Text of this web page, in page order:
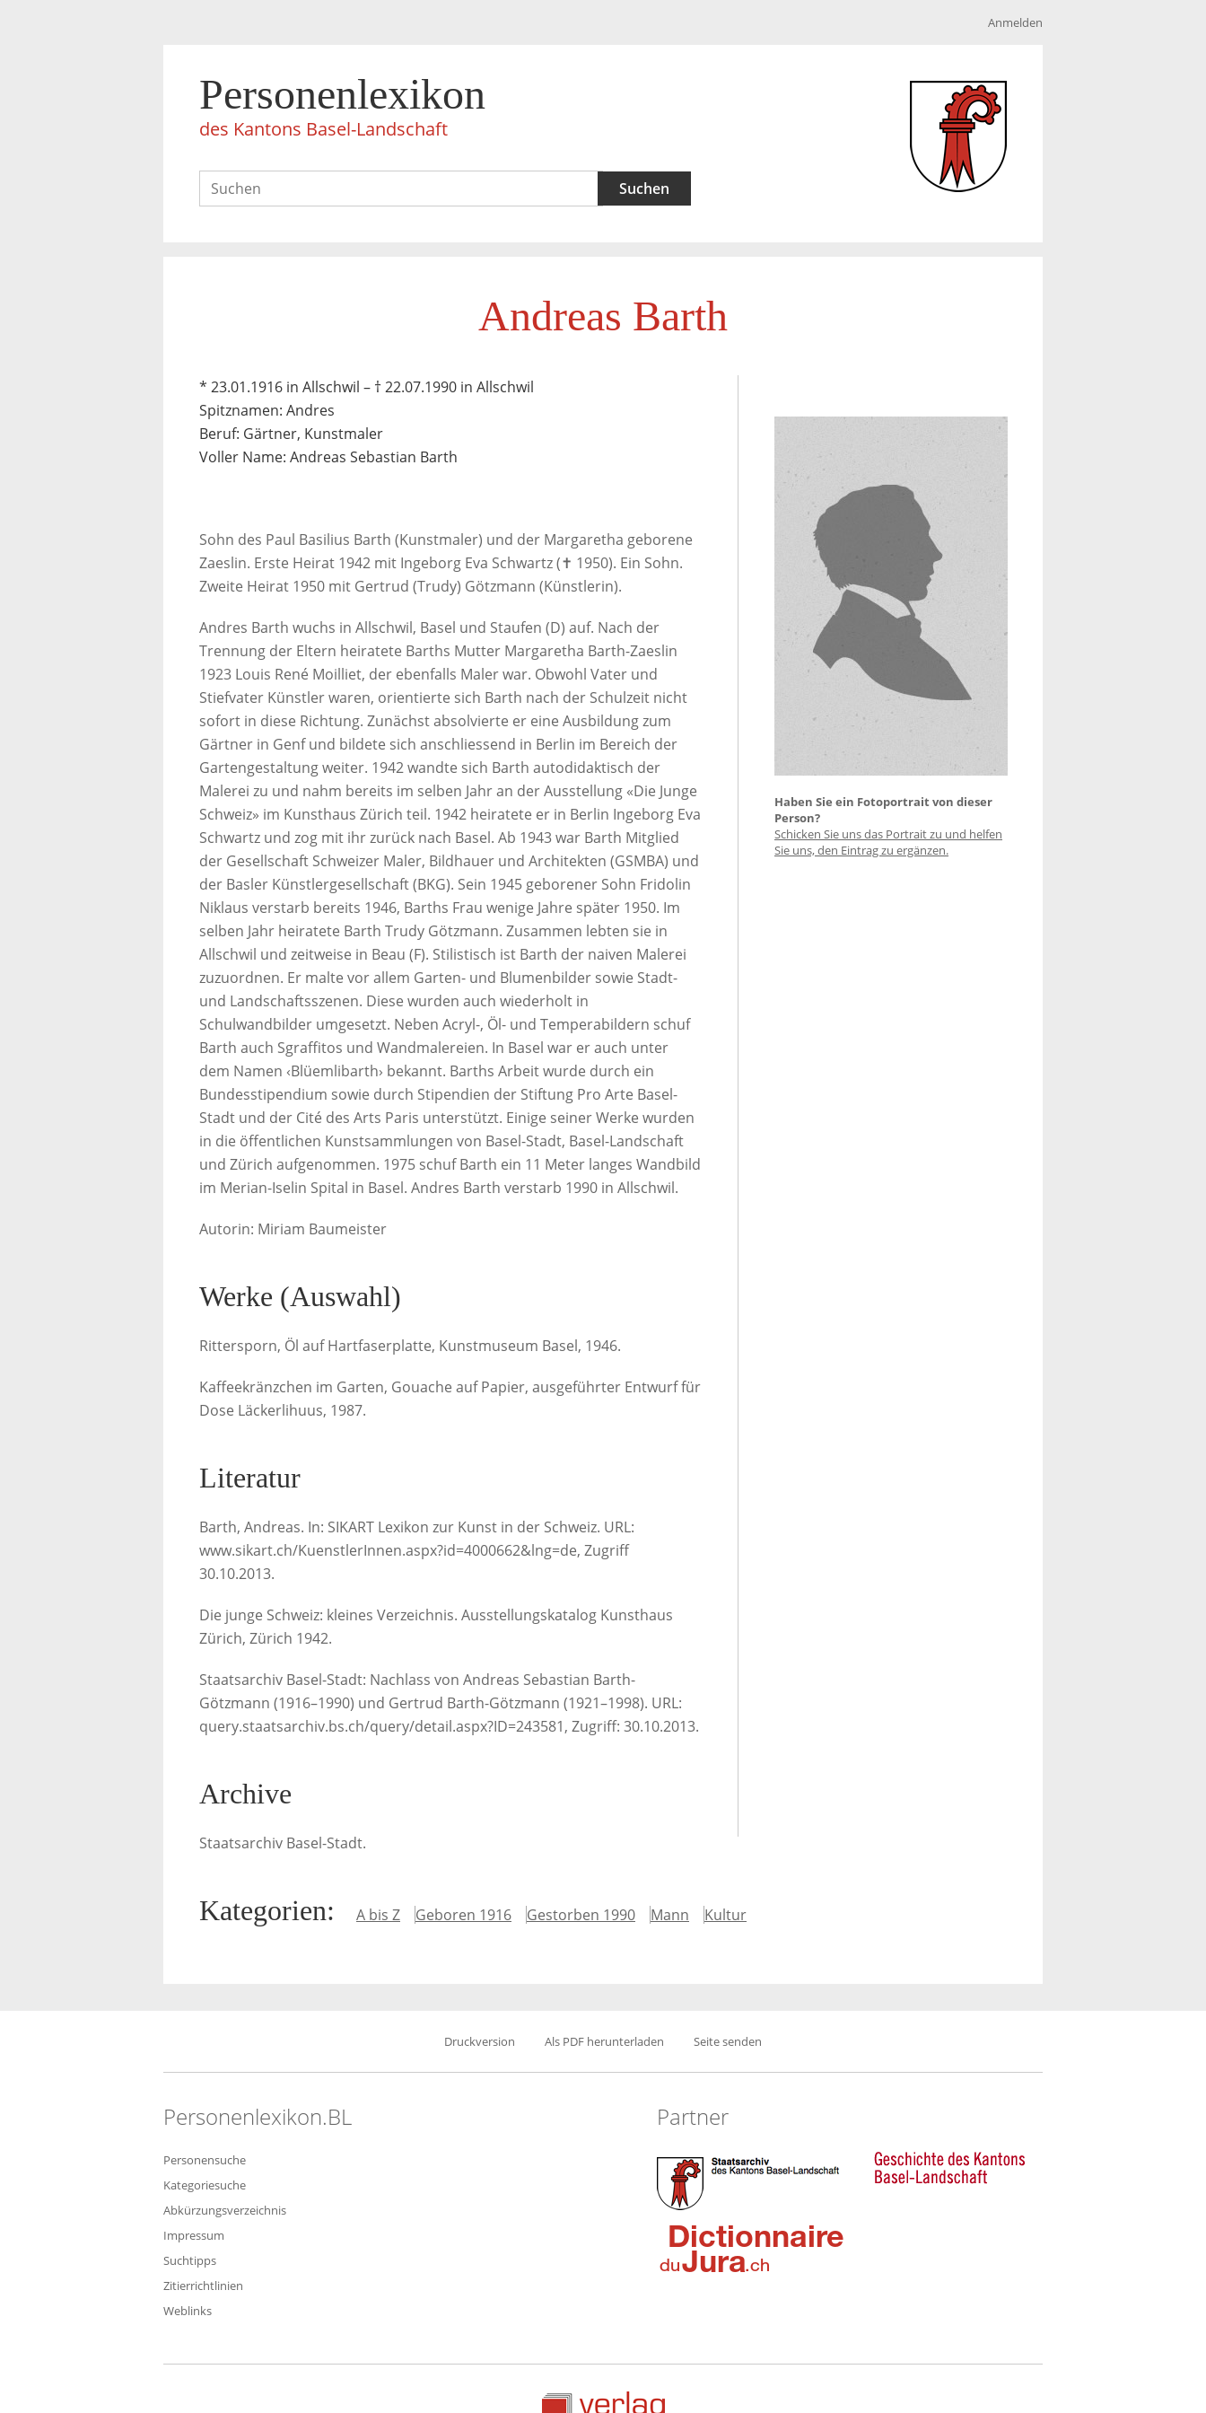
Anmelden
Personenlexikon
des Kantons Basel-Landschaft
Andreas Barth
* 23.01.1916 in Allschwil – † 22.07.1990 in Allschwil
Spitznamen: Andres
Beruf: Gärtner, Kunstmaler
Voller Name: Andreas Sebastian Barth
Haben Sie ein Fotoportrait von dieser
Person?
Schicken Sie uns das Portrait zu und helfen
Sie uns, den Eintrag zu ergänzen.
Sohn des Paul Basilius Barth (Kunstmaler) und der Margaretha geborene
Zaeslin. Erste Heirat 1942 mit Ingeborg Eva Schwartz (✝ 1950). Ein Sohn.
Zweite Heirat 1950 mit Gertrud (Trudy) Götzmann (Künstlerin).
Andres Barth wuchs in Allschwil, Basel und Staufen (D) auf. Nach der
Trennung der Eltern heiratete Barths Mutter Margaretha Barth-Zaeslin
1923 Louis René Moilliet, der ebenfalls Maler war. Obwohl Vater und
Stiefvater Künstler waren, orientierte sich Barth nach der Schulzeit nicht
sofort in diese Richtung. Zunächst absolvierte er eine Ausbildung zum
Gärtner in Genf und bildete sich anschliessend in Berlin im Bereich der
Gartengestaltung weiter. 1942 wandte sich Barth autodidaktisch der
Malerei zu und nahm bereits im selben Jahr an der Ausstellung «Die Junge
Schweiz» im Kunsthaus Zürich teil. 1942 heiratete er in Berlin Ingeborg Eva
Schwartz und zog mit ihr zurück nach Basel. Ab 1943 war Barth Mitglied
der Gesellschaft Schweizer Maler, Bildhauer und Architekten (GSMBA) und
der Basler Künstlergesellschaft (BKG). Sein 1945 geborener Sohn Fridolin
Niklaus verstarb bereits 1946, Barths Frau wenige Jahre später 1950. Im
selben Jahr heiratete Barth Trudy Götzmann. Zusammen lebten sie in
Allschwil und zeitweise in Beau (F). Stilistisch ist Barth der naiven Malerei
zuzuordnen. Er malte vor allem Garten- und Blumenbilder sowie Stadt-
und Landschaftsszenen. Diese wurden auch wiederholt in
Schulwandbilder umgesetzt. Neben Acryl-, Öl- und Temperabildern schuf
Barth auch Sgraffitos und Wandmalereien. In Basel war er auch unter
dem Namen ‹Blüemlibarth› bekannt. Barths Arbeit wurde durch ein
Bundesstipendium sowie durch Stipendien der Stiftung Pro Arte Basel-
Stadt und der Cité des Arts Paris unterstützt. Einige seiner Werke wurden
in die öffentlichen Kunstsammlungen von Basel-Stadt, Basel-Landschaft
und Zürich aufgenommen. 1975 schuf Barth ein 11 Meter langes Wandbild
im Merian-Iselin Spital in Basel. Andres Barth verstarb 1990 in Allschwil.
Autorin: Miriam Baumeister
Werke (Auswahl)
Rittersporn, Öl auf Hartfaserplatte, Kunstmuseum Basel, 1946.
Kaffeekränzchen im Garten, Gouache auf Papier, ausgeführter Entwurf für
Dose Läckerlihuus, 1987.
Literatur
Barth, Andreas. In: SIKART Lexikon zur Kunst in der Schweiz. URL:
www.sikart.ch/KuenstlerInnen.aspx?id=4000662&lng=de, Zugriff
30.10.2013.
Die junge Schweiz: kleines Verzeichnis. Ausstellungskatalog Kunsthaus
Zürich, Zürich 1942.
Staatsarchiv Basel-Stadt: Nachlass von Andreas Sebastian Barth-
Götzmann (1916–1990) und Gertrud Barth-Götzmann (1921–1998). URL:
query.staatsarchiv.bs.ch/query/detail.aspx?ID=243581, Zugriff: 30.10.2013.
Archive
Staatsarchiv Basel-Stadt.
Kategorien: A bis Z Geboren 1916 Gestorben 1990 Mann Kultur
Druckversion Als PDF herunterladen Seite senden
Personenlexikon.BL
Personensuche
Kategoriesuche
Abkürzungsverzeichnis
Impressum
Suchtipps
Zitierrichtlinien
Weblinks
Partner